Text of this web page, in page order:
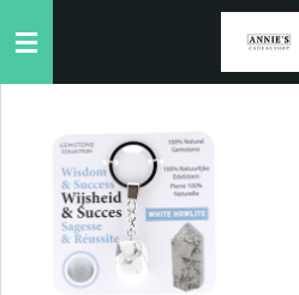
direct
naar
hoofdinhoud